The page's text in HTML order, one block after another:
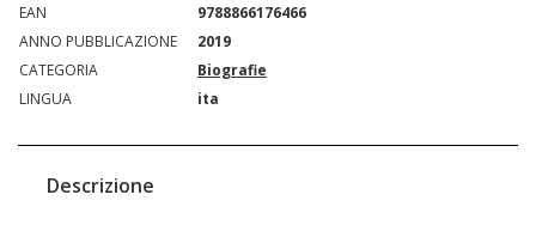
EAN
9788866176466
ANNO PUBBLICAZIONE
2019
CATEGORIA
Biografie
LINGUA
ita
Descrizione